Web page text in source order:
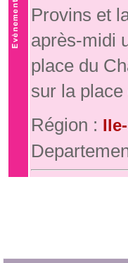
Provins et
après-midi
place du
sur la
Région :